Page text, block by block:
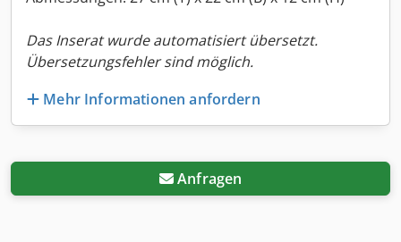
Das Inserat wurde automatisiert übersetzt.
Übersetzungsfehler sind möglich.
Mehr Informationen anfordern
Anfragen